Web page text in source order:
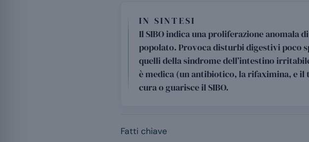
IN SINTESI
Il SIBO indica una proliferazione
popolato. Provoca disturbi digestivi poco
quelli della sindrome dell’intestino
è medica (un antibiotico, la rifaximina, e
cura o guarisce il SIBO.
Fatti chiave